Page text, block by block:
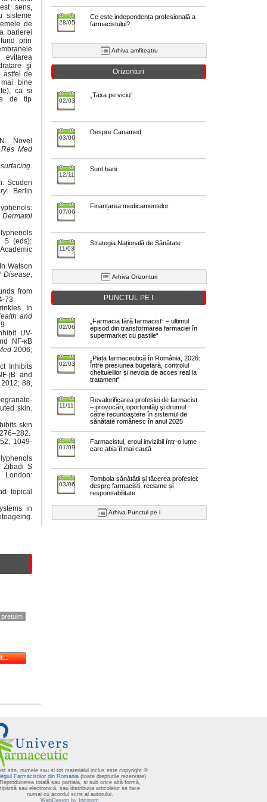
sens,
sisteme
de
barierei
prin
evitarea
şi
astfel de
bine
ca si
de tip
Novel
Med
.
Scuderi
. Berlin
Dermatol
S (eds):
Watson
Disease,
from
73.
In
and
UV-
NF-κB
2006;
Inhibits
jB and
2012; 88,
skin.
skin
1049-
Zibadi S
topical
in
28/05
Ce este independența profesională a
farmacistului?
Arhiva amfiteatru
Orizonturi
02/03
„Taxa pe viciu“
03/06
Despre Canamed
12/11
Sunt bani
07/06
Finanțarea medicamentelor
11/03
Strategia Națională de Sănătate
Arhiva Orizonturi
PUNCTUL PE I
02/06
„Farmacia fără farmacist“ – ultimul
episod din transformarea farmaciei în
supermarket cu pastile“
02/03
„Piața farmaceutică în România, 2026:
între presiunea bugetară, controlul
cheltuielilor și nevoia de acces real la
tratament“
11/11
Revalorificarea profesiei de farmacist
– provocări, oportunităţi şi drumul
către recunoaştere în sistemul de
sănătate românesc în anul 2025
01/09
Farmacistul, eroul invizibil într-o lume
care abia îl mai caută
03/06
Tombola sănătății și tăcerea profesiei:
despre farmaciști, reclame și
responsabilitate
Arhiva Punctul pe i
site, numele sau si tot materialul inclus este copyright ©
Farmacistilor din Romania (toate drepturile rezervate).
totală sau parțiala, și sub orice altă formă,
tipărită sau electronică, sau distribuția articolelor se face
numai cu acordul scris al autorului.
WebDesign by Incorom